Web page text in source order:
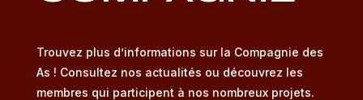
Trouvez plus d’informations sur la Compagnie des
As ! Consultez nos actualités ou découvrez les
membres qui participent à nos nombreux projets.